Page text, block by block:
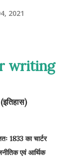
2021
writing
1833 का चार्टर
एवं आर्थिक